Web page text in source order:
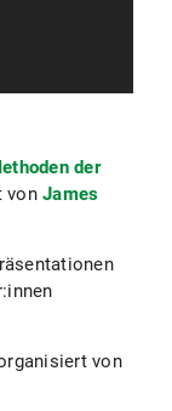
der
von James
von